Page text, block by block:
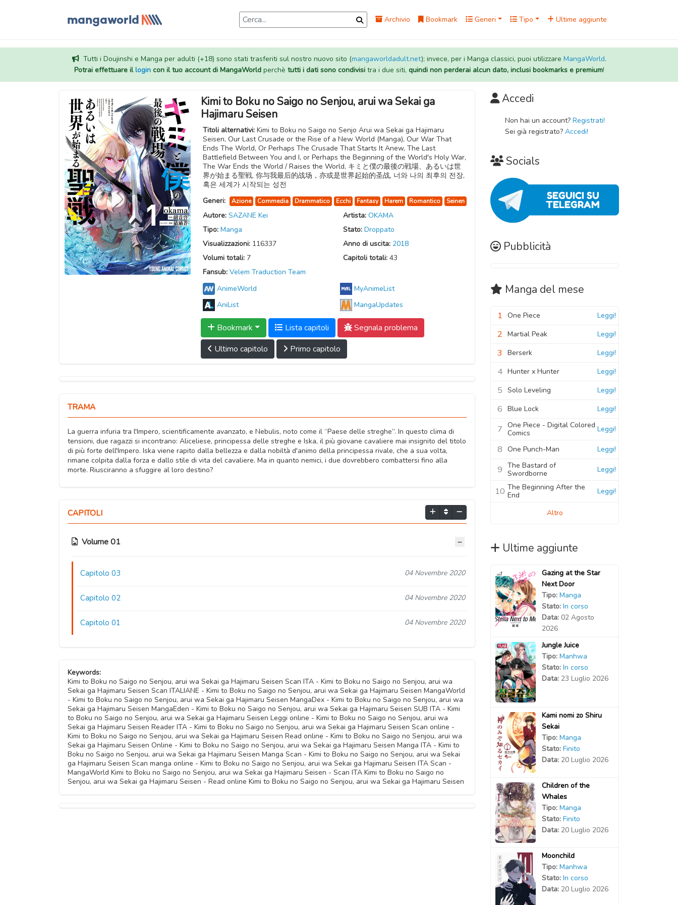
Archivio Bookmark Generi Tipo Ultime aggiunte
Tutti i Doujinshi e Manga per adulti (+18) sono stati trasferiti sul nostro nuovo sito (mangaworldadult.net); invece, per i Manga classici, puoi utilizzare MangaWorld.
Potrai effettuare illogincon il tuo account di MangaWorldperchè tutti i dati sono condivisitra i due siti, quindi non perderai alcun dato, inclusi bookmarks e premium!
Kimi to Boku no Saigo no Senjou, arui wa Sekai ga
Hajimaru Seisen
Titoli alternativi: Kimi to Boku no Saigo no Senjo Arui wa Sekai ga Hajimaru
Seisen, Our Last Crusade or the Rise of a New World (Manga), Our War That
Ends The World, Or Perhaps The Crusade That Starts It Anew, The Last
Battlefield Between You and I, or Perhaps the Beginning of the World's Holy War,
The War Ends the World / Raises the World, キミと僕の最後の戦場、あるいは世
界が始まる聖戦, 你与我最后的战场，亦或是世界起始的圣战, 너와 나의 최후의 전장,
혹은 세계가 시작되는 성전
Generi:
Azione Commedia Drammatico Ecchi Fantasy Harem Romantico Seinen
Autore: SAZANE Kei Artista: OKAMA
Tipo: Manga Stato: Droppato
Visualizzazioni: 116337 Anno di uscita: 2018
Volumi totali: 7 Capitoli totali: 43
Fansub: Velem Traduction Team
AnimeWorld
MyAnimeList
AniList
MangaUpdates
Bookmark Lista capitoli
Segnala problema
Ultimo capitolo
Primo capitolo
TRAMA
La guerra infuria tra l'Impero, scientificamente avanzato, e Nebulis, noto come il “Paese delle streghe”. In questo clima di
tensioni, due ragazzi si incontrano: Aliceliese, principessa delle streghe e Iska, il più giovane cavaliere mai insignito del titolo
di più forte dell'Impero. Iska viene rapito dalla bellezza e dalla nobiltà d'animo della principessa rivale, che a sua volta,
rimane colpita dalla forza e dallo stile di vita del cavaliere. Ma in quanto nemici, i due dovrebbero combattersi fino alla
morte. Riusciranno a sfuggire al loro destino?
CAPITOLI
Volume 01
Capitolo 03 04 Novembre 2020
Capitolo 02 04 Novembre 2020
Capitolo 01 04 Novembre 2020
Keywords:
Kimi to Boku no Saigo no Senjou, arui wa Sekai ga Hajimaru Seisen Scan ITA - Kimi to Boku no Saigo no Senjou, arui wa
Sekai ga Hajimaru Seisen Scan ITALIANE - Kimi to Boku no Saigo no Senjou, arui wa Sekai ga Hajimaru Seisen MangaWorld
- Kimi to Boku no Saigo no Senjou, arui wa Sekai ga Hajimaru Seisen MangaDex - Kimi to Boku no Saigo no Senjou, arui wa
Sekai ga Hajimaru Seisen MangaEden - Kimi to Boku no Saigo no Senjou, arui wa Sekai ga Hajimaru Seisen SUB ITA - Kimi
to Boku no Saigo no Senjou, arui wa Sekai ga Hajimaru Seisen Leggi online - Kimi to Boku no Saigo no Senjou, arui wa
Sekai ga Hajimaru Seisen Reader ITA - Kimi to Boku no Saigo no Senjou, arui wa Sekai ga Hajimaru Seisen Scan online -
Kimi to Boku no Saigo no Senjou, arui wa Sekai ga Hajimaru Seisen Read online - Kimi to Boku no Saigo no Senjou, arui wa
Sekai ga Hajimaru Seisen Online - Kimi to Boku no Saigo no Senjou, arui wa Sekai ga Hajimaru Seisen Manga ITA - Kimi to
Boku no Saigo no Senjou, arui wa Sekai ga Hajimaru Seisen Manga Scan - Kimi to Boku no Saigo no Senjou, arui wa Sekai
ga Hajimaru Seisen Scan manga online - Kimi to Boku no Saigo no Senjou, arui wa Sekai ga Hajimaru Seisen ITA Scan -
MangaWorld Kimi to Boku no Saigo no Senjou, arui wa Sekai ga Hajimaru Seisen - Scan ITA Kimi to Boku no Saigo no
Senjou, arui wa Sekai ga Hajimaru Seisen - Read online Kimi to Boku no Saigo no Senjou, arui wa Sekai ga Hajimaru Seisen
Accedi
Non hai un account? Registrati!
Sei già registrato? Accedi!
Socials
Pubblicità
Manga del mese
1 One Piece Leggi!
2 Martial Peak Leggi!
3 Berserk Leggi!
4 Hunter x Hunter Leggi!
5 Solo Leveling Leggi!
6 Blue Lock Leggi!
7 One Piece - Digital Colored
Comics
Leggi!
8 One Punch-Man Leggi!
9 The Bastard of
Swordborne
Leggi!
10 The Beginning After the
End
Leggi!
Altro
Ultime aggiunte
Gazing at the Star
Next Door
Tipo: Manga
Stato: In corso
Data: 02 Agosto
2026
Jungle Juice
Tipo: Manhwa
Stato: In corso
Data: 23 Luglio 2026
Kami nomi zo Shiru
Sekai
Tipo: Manga
Stato: Finito
Data: 20 Luglio 2026
Children of the
Whales
Tipo: Manga
Stato: Finito
Data: 20 Luglio 2026
Moonchild
Tipo: Manhwa
Stato: In corso
Data: 20 Luglio 2026